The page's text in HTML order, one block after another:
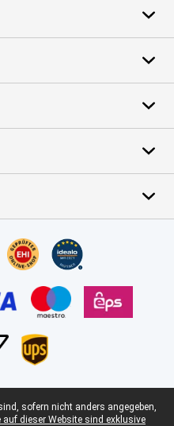
sofern nicht anders angegeben,
auf dieser Website sind exklusive